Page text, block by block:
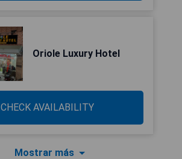
Oriole Luxury Hotel
CHECK AVAILABILITY
Mostrar más